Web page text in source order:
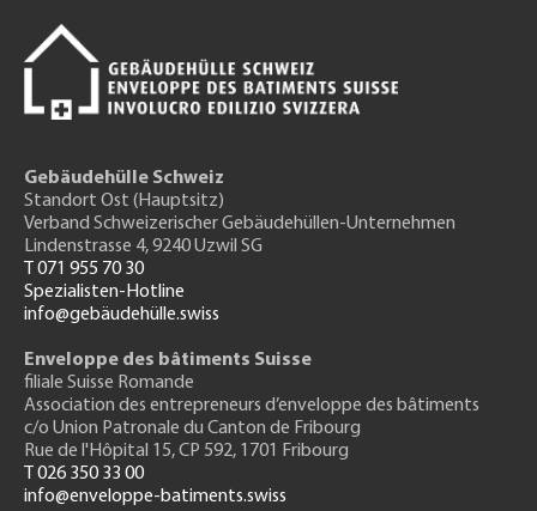
Gebäudehülle Schweiz
Standort Ost (Hauptsitz)
Verband Schweizerischer Gebäudehüllen-Unternehmen
Lindenstrasse 4, 9240 Uzwil SG
T 071 955 70 30
Spezialisten-Hotline
info@gebäudehülle.swiss
Enveloppe des bâtiments Suisse
filiale Suisse Romande
Association des entrepreneurs d’enveloppe des bâtiments
c/o Union Patronale du Canton de Fribourg
Rue de l'Hôpital 15, CP 592, 1701 Fribourg
T 026 350 33 00
info@enveloppe-batiments.swiss